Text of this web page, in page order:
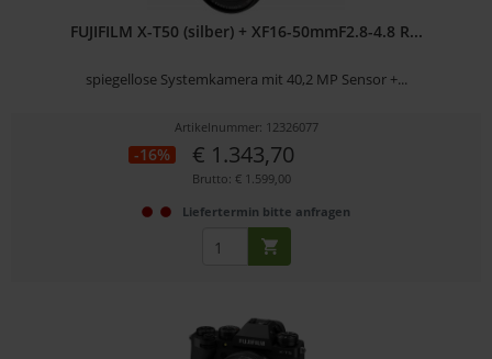
FUJIFILM X-T50 (silber) + XF16-50mmF2.8-4.8 R...
spiegellose Systemkamera mit 40,2 MP Sensor +...
Artikelnummer: 12326077
-16% € 1.343,70
Brutto: € 1.599,00
Liefertermin bitte anfragen